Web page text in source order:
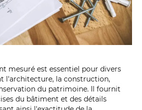
mesuré est essentiel pour divers
l'architecture, la construction,
du patrimoine. Il fournit
du bâtiment et des détails